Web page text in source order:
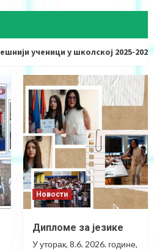
ученици у школској 2025-2026.
Новости
Дипломе за језике
У уторак, 8.6. 2026. године,